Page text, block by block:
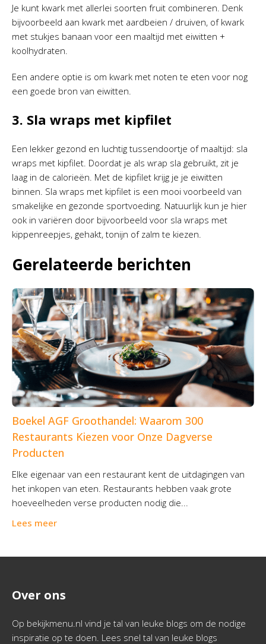
Je kunt kwark met allerlei soorten fruit combineren. Denk
bijvoorbeeld aan kwark met aardbeien / druiven, of kwark
met stukjes banaan voor een maaltijd met eiwitten +
koolhydraten.
Een andere optie is om kwark met noten te eten voor nog
een goede bron van eiwitten.
3. Sla wraps met kipfilet
Een lekker gezond en luchtig tussendoortje of maaltijd: sla
wraps met kipfilet. Doordat je als wrap sla gebruikt, zit je
laag in de calorieën. Met de kipfilet krijg je je eiwitten
binnen. Sla wraps met kipfilet is een mooi voorbeeld van
smakelijke en gezonde sportvoeding. Natuurlijk kun je hier
ook in variëren door bijvoorbeeld voor sla wraps met
kippenreepjes, gehakt, tonijn of zalm te kiezen.
Gerelateerde berichten
Boekel AGF Groothandel: Waarom 300
Restaurants Kiezen voor Onze Dagverse
Producten
Elke eigenaar van een restaurant kent de uitdagingen van
het inkopen van eten. Restaurants hebben vaak grote
hoeveelheden verse producten nodig die...
Lees meer
Over ons
Op bekijkmenu.nl vind je tal van leuke blogs om de nodige
inspiratie op te doen. Lees snel tal van leuke blogs